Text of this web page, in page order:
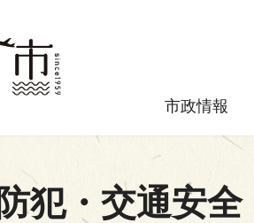
市政情報
防犯・交通安全